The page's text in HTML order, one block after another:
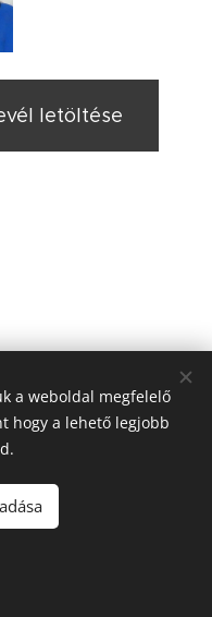
letöltése
© Minden jog fenntartva.
a weboldal megfelelő
hogy a lehető legjobb